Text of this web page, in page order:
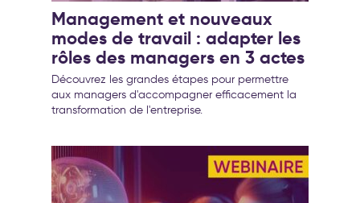
Management et nouveaux
modes de travail : adapter les
rôles des managers en 3 actes
Découvrez les grandes étapes pour permettre
aux managers d'accompagner efficacement la
transformation de l'entreprise.